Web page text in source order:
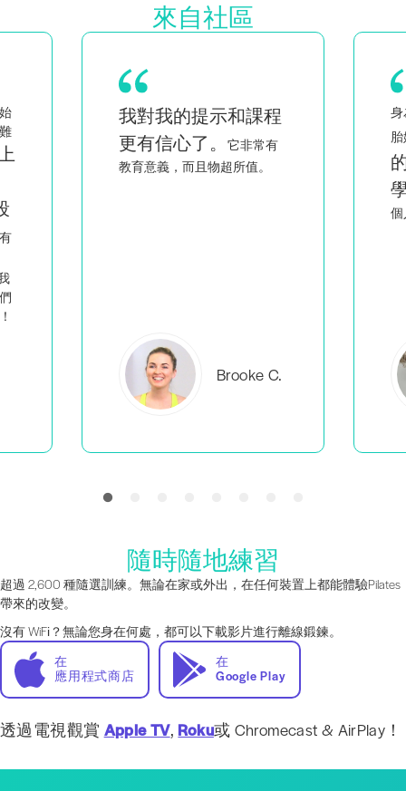
來自社區
身為黑人與同性戀女性的雙胞
胎媽媽，看到像我一樣
的人聰明又熱情地教
Everlea B.
隨時隨地練習
超過 2,600 種隨選訓練。無論在家或外出，在任何裝置上都能體驗Pilates
帶來的改變。
沒有 WiFi？無論您身在何處，都可以下載影片進行離線鍛鍊。
在
應用程式商店
在
Google Play
透過電視觀賞 Apple TV, Roku或 Chromecast & AirPlay！